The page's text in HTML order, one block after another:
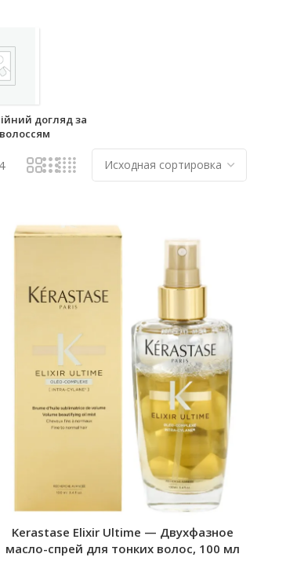
догляд за
волоссям
Kerastase Elixir Ultime — Двухфазное
масло-спрей для тонких волос, 100 мл